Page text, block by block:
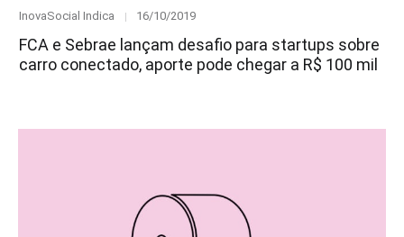
Category
InovaSocial Indica
Posted
16/10/2019
FCA e Sebrae lançam desafio para startups sobre
carro conectado, aporte pode chegar a R$ 100 mil